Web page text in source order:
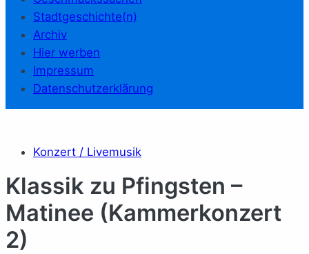
Stadtgeschichte(n)
Archiv
Hier werben
Impressum
Datenschutzerklärung
Konzert / Livemusik
Klassik zu Pfingsten –
Matinee (Kammerkonzert
2)